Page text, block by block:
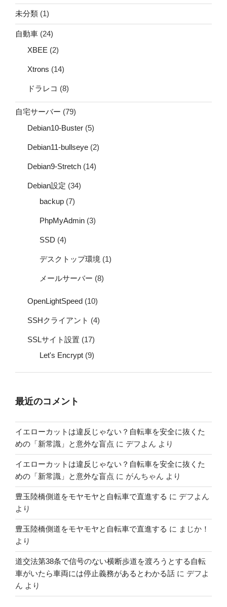
未分類 (1)
自動車 (24)
XBEE (2)
Xtrons (14)
ドラレコ (8)
自宅サーバー (79)
Debian10-Buster (5)
Debian11-bullseye (2)
Debian9-Stretch (14)
Debian設定 (34)
backup (7)
PhpMyAdmin (3)
SSD (4)
デスクトップ環境 (1)
メールサーバー (8)
OpenLightSpeed (10)
SSHクライアント (4)
SSLサイト設置 (17)
Let's Encrypt (9)
最近のコメント
イエローカットは違反じゃない？自転車を安全に抜くた
めの「新常識」と意外な盲点 に デフよん より
イエローカットは違反じゃない？自転車を安全に抜くた
めの「新常識」と意外な盲点 に がんちゃん より
豊玉陸橋側道をモヤモヤと自転車で直進する に デフよん
より
豊玉陸橋側道をモヤモヤと自転車で直進する に まじか！
より
道交法第38条で信号のない横断歩道を渡ろうとする自転
車がいたら車両には停止義務があるとわかる話 に デフよ
ん より